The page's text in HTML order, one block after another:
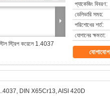
স্ট্রিপ কয়েলে 1.4037
প্যাকেজিং বিবরণ:
ডেলিভারি সময়:
পরিশোধের শর্ত:
যোগানের ক্ষমতা:
যোগাযোগ
DIN X65Cr13, AISI 420D